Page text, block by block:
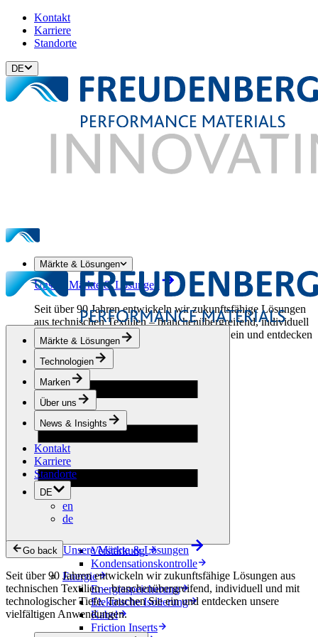
Kontakt
Karriere
Standorte
DE
Märkte & Lösungen
Unsere Märkte & Lösungen
Seit über 90 Jahren entwickeln wir zukunftsfähige Lösungen
aus technischen Textilien – branchenübergreifend, individuell
und mit technologischer Tiefe. Tauchen Sie ein und entdecken
unsere vielfältigen Anwendungen.
Bekleidung & Schuhe
Mode
Sportbekleidung
Schuhe
Hobbyschneiderei
Bauwesen
Entwässerung
Verstärkung
Kondensationskontrolle
Energie
Energiespeicherung
Elektrische Isolierung
Kabel
Friction Inserts
Märkte & Lösungen
Technologien
Marken
Über uns
News & Insights
Kontakt
Karriere
Standorte
DE
en
de
Go back Unsere Märkte & Lösungen
Seit über 90 Jahren entwickeln wir zukunftsfähige Lösungen aus
technischen Textilien – branchenübergreifend, individuell und mit
technologischer Tiefe. Tauchen Sie ein und entdecken unsere
vielfältigen Anwendungen.